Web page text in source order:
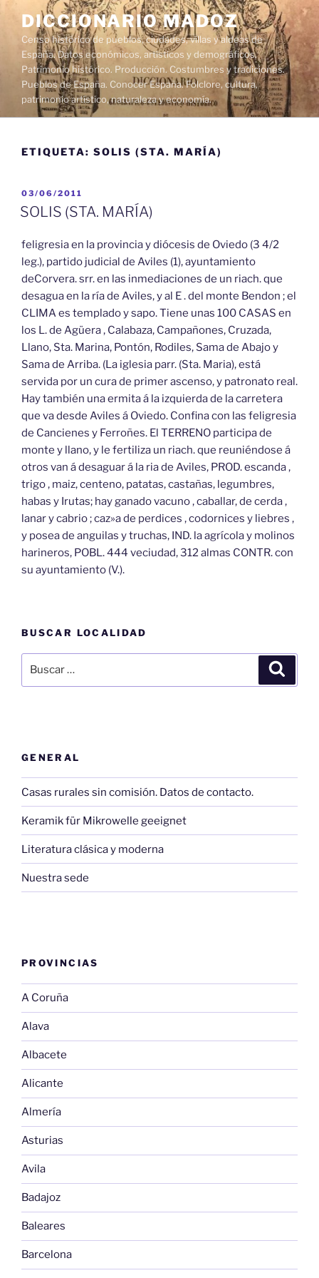
contenido
DICCIONARIO MADOZ
Censo histórico de pueblos, ciudades, villas y aldeas de
España. Datos económicos, artísticos y demográficos.
Patrimonio histórico. Producción. Costumbres y tradiciones.
Pueblos de España. Conocer España. Folclore, cultura,
patrimonio artístico, naturaleza y economía.
ETIQUETA: SOLIS (STA. MARÍA)
PUBLICADO
EL
03/06/2011
SOLIS (STA. MARÍA)
feligresia en la provincia y diócesis de Oviedo (3 4/2
leg.), partido judicial de Aviles (1), ayuntamiento
deCorvera. srr. en las inmediaciones de un riach. que
desagua en la ría de Aviles, y al E . del monte Bendon ; el
CLIMA es templado y sapo. Tiene unas 100 CASAS en
los L. de Agüera , Calabaza, Campañones, Cruzada,
Llano, Sta. Marina, Pontón, Rodiles, Sama de Abajo y
Sama de Arriba. (La iglesia parr. (Sta. Maria), está
servida por un cura de primer ascenso, y patronato real.
Hay también una ermita á la izquierda de la carretera
que va desde Aviles á Oviedo. Confina con las feligresia
de Cancienes y Ferroñes. El TERRENO participa de
monte y llano, y le fertiliza un riach. que reuniéndose á
otros van á desaguar á la ria de Aviles, PROD. escanda ,
trigo , maiz, centeno, patatas, castañas, legumbres,
habas y Irutas; hay ganado vacuno , caballar, de cerda ,
lanar y cabrio ; caz»a de perdices , codornices y liebres ,
y posea de anguilas y truchas, IND. la agrícola y molinos
harineros, POBL. 444 veciudad, 312 almas CONTR. con
su ayuntamiento (V.).
BUSCAR LOCALIDAD
por:
GENERAL
Casas rurales sin comisión. Datos de contacto.
Keramik für Mikrowelle geeignet
Literatura clásica y moderna
Nuestra sede
PROVINCIAS
A Coruña
Alava
Albacete
Alicante
Almería
Asturias
Avila
Badajoz
Baleares
Barcelona